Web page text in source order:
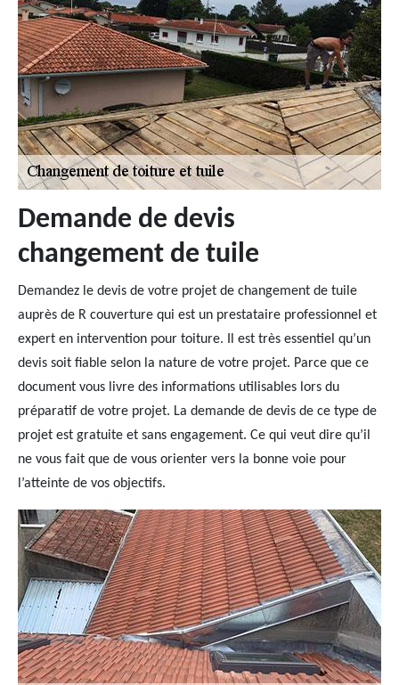
Demande de devis
changement de tuile
Demandez le devis de votre projet de changement de tuile
auprès de R couverture qui est un prestataire professionnel et
expert en intervention pour toiture. Il est très essentiel qu’un
devis soit fiable selon la nature de votre projet. Parce que ce
document vous livre des informations utilisables lors du
préparatif de votre projet. La demande de devis de ce type de
projet est gratuite et sans engagement. Ce qui veut dire qu’il
ne vous fait que de vous orienter vers la bonne voie pour
l’atteinte de vos objectifs.